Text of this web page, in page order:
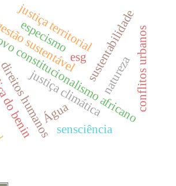
africano
sustentávelsustentabilidade
esg
justiça climática
humanos
justiça territorial
especismo
sensciência
Água
conflitos urbanos
natureza